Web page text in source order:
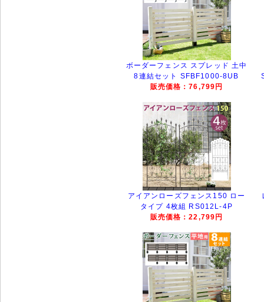
ボーダーフェンス スプレッド 土中
8連結セット SFBF1000-8UB
販売価格：76,799円
アイアンローズフェンス150 ロー
タイプ 4枚組 RS012L-4P
販売価格：22,799円